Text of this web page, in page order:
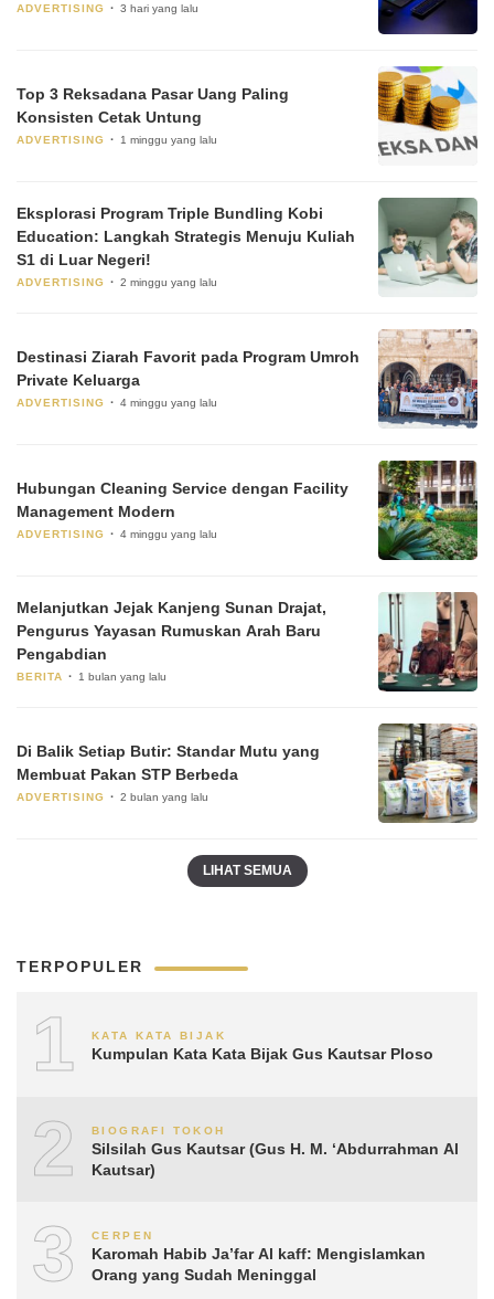
ADVERTISING 3 hari yang lalu
Top 3 Reksadana Pasar Uang Paling
Konsisten Cetak Untung
ADVERTISING 1 minggu yang lalu
Eksplorasi Program Triple Bundling Kobi
Education: Langkah Strategis Menuju Kuliah
S1 di Luar Negeri!
ADVERTISING 2 minggu yang lalu
Destinasi Ziarah Favorit pada Program Umroh
Private Keluarga
ADVERTISING 4 minggu yang lalu
Hubungan Cleaning Service dengan Facility
Management Modern
ADVERTISING 4 minggu yang lalu
Melanjutkan Jejak Kanjeng Sunan Drajat,
Pengurus Yayasan Rumuskan Arah Baru
Pengabdian
BERITA 1 bulan yang lalu
Di Balik Setiap Butir: Standar Mutu yang
Membuat Pakan STP Berbeda
ADVERTISING 2 bulan yang lalu
LIHAT SEMUA
TERPOPULER
1 KATA KATA BIJAK
Kumpulan Kata Kata Bijak Gus Kautsar Ploso
2 BIOGRAFI TOKOH
Silsilah Gus Kautsar (Gus H. M. ‘Abdurrahman Al
Kautsar)
3 CERPEN
Karomah Habib Ja’far Al kaff: Mengislamkan
Orang yang Sudah Meninggal